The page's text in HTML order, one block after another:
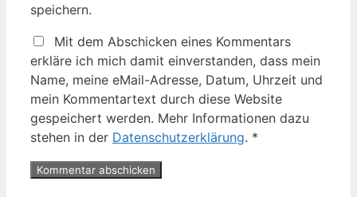
speichern.
Mit dem Abschicken eines Kommentars
erkläre ich mich damit einverstanden, dass mein
Name, meine eMail-Adresse, Datum, Uhrzeit und
mein Kommentartext durch diese Website
gespeichert werden. Mehr Informationen dazu
stehen in der Datenschutzerklärung. *